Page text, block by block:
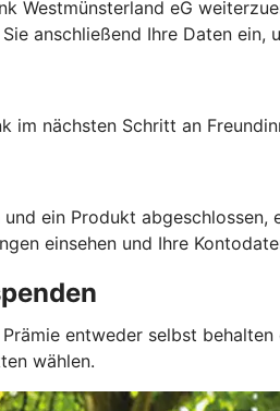
Westmünsterland eG
anschließend Ihre Daten ein,
im nächsten Schritt an
ein Produkt
einsehen und Ihre
entweder selbst
wählen.